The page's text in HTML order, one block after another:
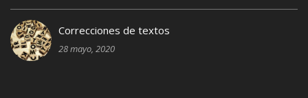
Correcciones de textos
28 mayo, 2020